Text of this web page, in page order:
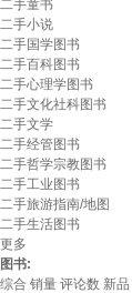
二手童书
二手小说
二手国学图书
二手百科图书
二手心理学图书
二手文化社科图书
二手文学
二手经管图书
二手哲学宗教图书
二手工业图书
二手旅游指南/地图
二手生活图书
更多
图书:
综合 销量 评论数 新品